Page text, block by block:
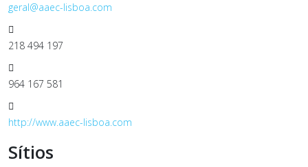
geral@aaec-lisboa.com
218 494 197
964 167 581
http://www.aaec-lisboa.com
Sítios